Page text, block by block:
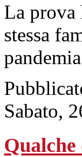
La prova
stessa
Sabato,